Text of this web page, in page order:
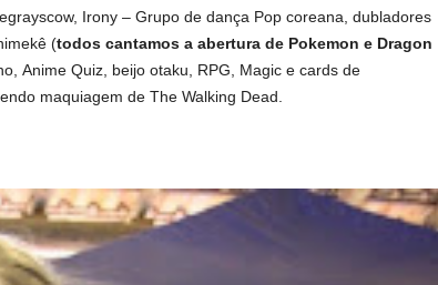
Irony – Grupo de dança Pop coreana, dubladores
(todos cantamos a abertura de Pokemon e Dragon
Anime Quiz, beijo otaku, RPG, Magic e cards de
maquiagem de The Walking Dead.